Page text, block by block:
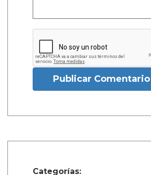
Publicar Comentario
Categorías: